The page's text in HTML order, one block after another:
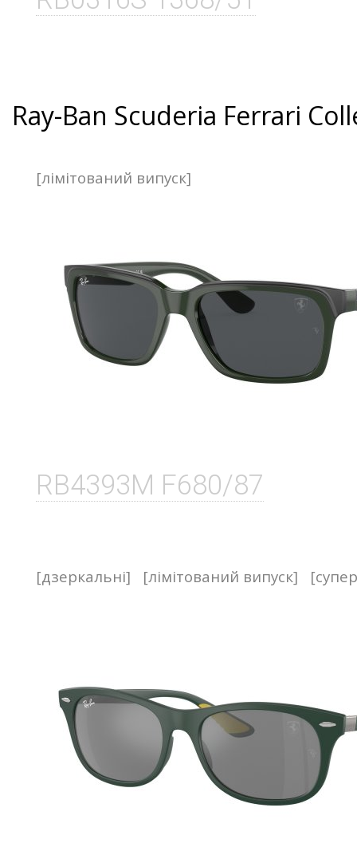
Ray-Ban Scuderia Ferrari
RB4393M F680/87
[лімітований випуск]
[дзеркальні] [лімітований випуск]